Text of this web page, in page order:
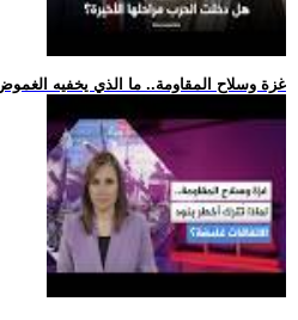
.. غزة وسلاح المقاومة.. ما الذي يخفيه